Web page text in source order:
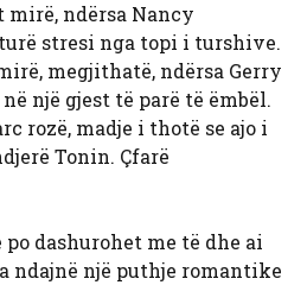
mirë, ndërsa Nancy
stresi nga topi i turshive.
megjithatë, ndërsa Gerry
një gjest të parë të ëmbël.
rozë, madje i thotë se ajo i
Tonin. Çfarë
dashurohet me të dhe ai
ndajnë një puthje romantike